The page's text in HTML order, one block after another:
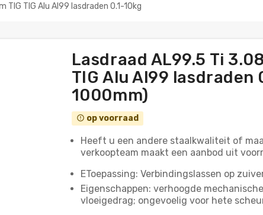
TIG Alu Al99 lasdraden 0.1-10kg
Lasdraad AL99.5 Ti
TIG Alu Al99 lasdraden
1000mm)
error_outline op voorraad
Heeft u een andere staalkwaliteit of
verkoopteam maakt een aanbod uit
EToepassing: Verbindingslassen op
Eigenschappen: verhoogde
vloeigedrag; ongevoelig voor hete